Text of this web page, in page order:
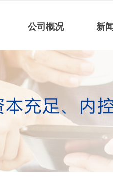
公司概况 新